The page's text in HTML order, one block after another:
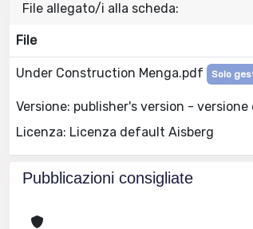
File allegato/i alla scheda:
File
Under Construction Menga.pdf Solo
Versione: publisher's version -
Licenza: Licenza default Aisberg
Pubblicazioni consigliate